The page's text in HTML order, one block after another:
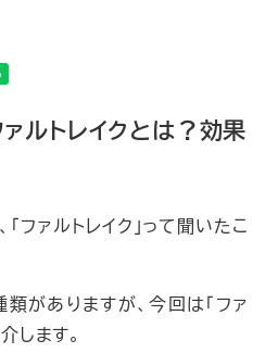
ァルトレイクとは？効果
ファルトレイク」って聞いたこ
がありますが、今回は「ファ
します。